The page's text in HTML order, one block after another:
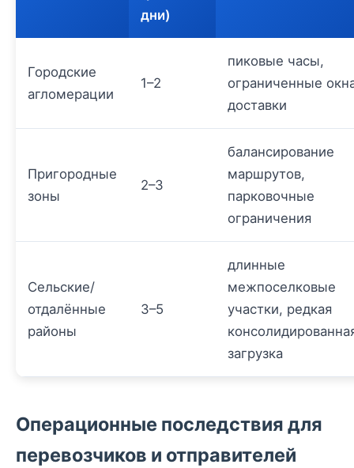
дни)
Городские
агломерации
1–2
пиковые часы,
ограниченные
доставки
Пригородные
зоны
2–3
балансирование
маршрутов,
парковочные
ограничения
Сельские/
отдалённые
районы
3–5
длинные
межпоселковые
участки, редкая
загрузка
Операционные последствия для
перевозчиков и отправителей